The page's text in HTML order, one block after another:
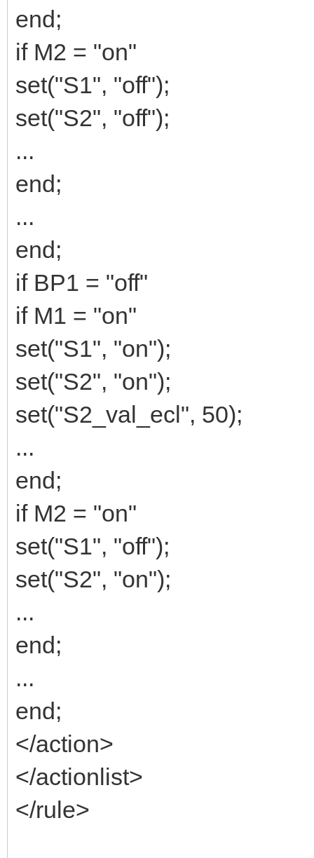
end;
if M2 = "on"
set("S1", "off");
set("S2", "off");
...
end;
...
end;
if BP1 = "off"
if M1 = "on"
set("S1", "on");
set("S2", "on");
set("S2_val_ecl", 50);
...
end;
if M2 = "on"
set("S1", "off");
set("S2", "on");
...
end;
...
end;
</action>
</actionlist>
</rule>